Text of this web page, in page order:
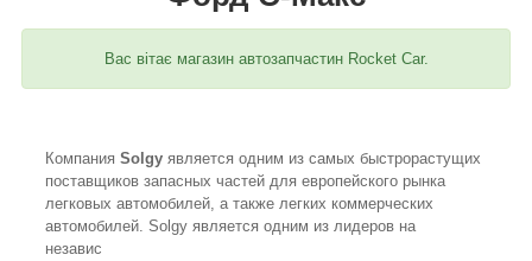
Вас вітає магазин автозапчастин Rocket Car.
Компания Solgy является одним из самых быстрорастущих
поставщиков запасных частей для европейского рынка
легковых автомобилей, а также легких коммерческих
автомобилей. Solgy является одним из лидеров на
независ